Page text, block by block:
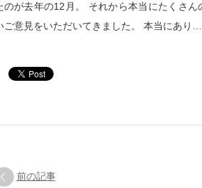
のが去年の12月。 それから本当にたくさ
ご意見をいただいてきました。 本当にあ
前の記事